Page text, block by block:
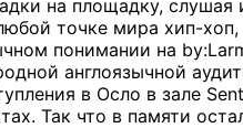
на площадку, слушая
точке мира хип-
понимании на
англоязычной
в Осло в зале
Так что в памяти